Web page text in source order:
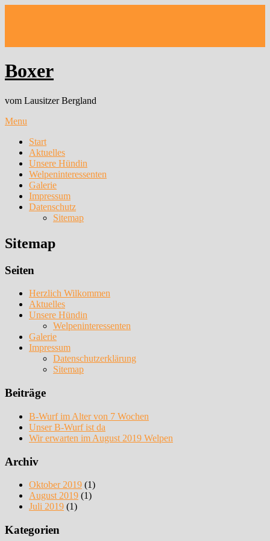
Boxer
vom Lausitzer Bergland
Menu
Start
Aktuelles
Unsere Hündin
Welpeninteressenten
Galerie
Impressum
Datenschutz
Sitemap
Sitemap
Seiten
Herzlich Wilkommen
Aktuelles
Unsere Hündin
Welpeninteressenten
Galerie
Impressum
Datenschutzerklärung
Sitemap
Beiträge
B-Wurf im Alter von 7 Wochen
Unser B-Wurf ist da
Wir erwarten im August 2019 Welpen
Archiv
Oktober 2019 (1)
August 2019 (1)
Juli 2019 (1)
Kategorien